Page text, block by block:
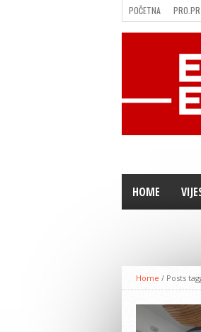
POČETNA PRO.PR
FILMING LOCATION
HOME
Home / Posts